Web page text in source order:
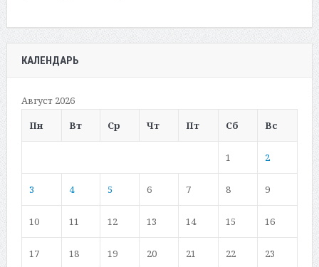
КАЛЕНДАРЬ
Август 2026
Пн
Вт Ср Чт Пт Сб Вс
1 2
3 4 5 6 7 8 9
10 11 12 13 14 15 16
17 18 19 20 21 22 23